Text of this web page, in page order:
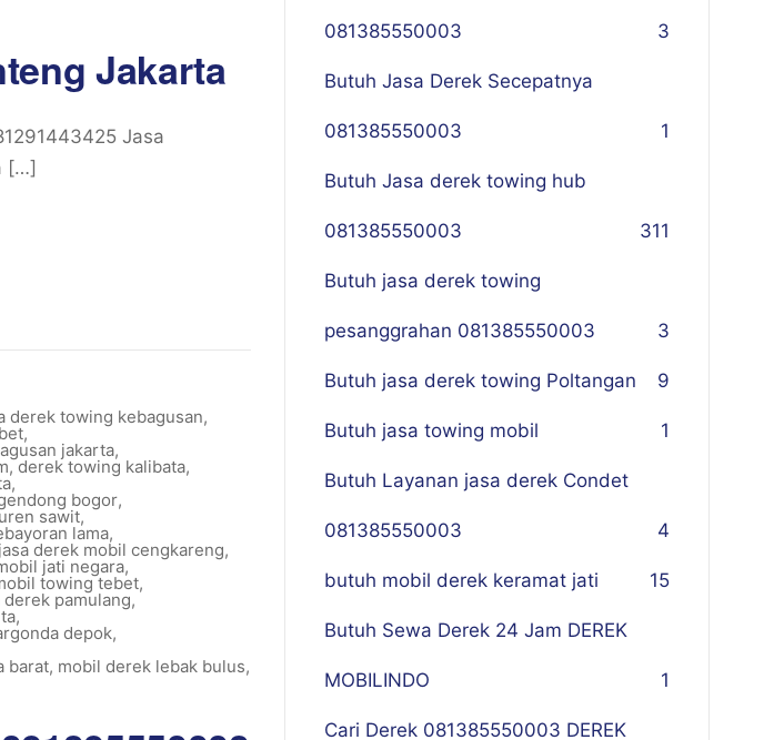
Jakarta
Jasa
[…]
derek towing kebagusan,
,
jakarta,
,derek towing kalibata,
,
bogor,
sawit,
lama,
jasa derek mobil cengkareng,
jati negara,
towing tebet,
derek pamulang,
,
depok,
barat, mobil derek lebak bulus,
081385550003 3
Butuh Jasa Derek Secepatnya
081385550003 1
Butuh Jasa derek towing hub
081385550003 311
Butuh jasa derek towing
pesanggrahan 081385550003 3
Butuh jasa derek towing Poltangan 9
Butuh jasa towing mobil 1
Butuh Layanan jasa derek Condet
081385550003 4
butuh mobil derek keramat jati 15
Butuh Sewa Derek 24 Jam DEREK
MOBILINDO 1
Cari Derek 081385550003 DEREK